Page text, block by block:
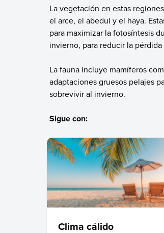
La vegetación en estas
el arce, el abedul y el haya.
para maximizar la fotosíntesis
invierno, para reducir la
La fauna incluye mamíferos
adaptaciones gruesos pelajes
sobrevivir al invierno.
Sigue con:
Clima cálido